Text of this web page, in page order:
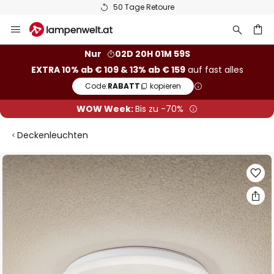
50 Tage Retoure
Inhalt
Nur
02D 20H 01M 58S
EXTRA 10% ab € 109 & 13% ab € 159auf fast alles
Code:RABATT kopieren
WOW Week:Bis zu -70%
Deckenleuchten
Zum
Ende
der
Bildgalerie
springen